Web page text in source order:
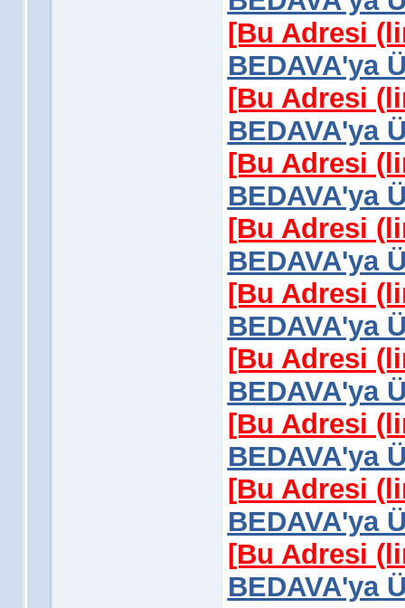
[Bu Adresi
BEDAVA'ya
[Bu Adresi
BEDAVA'ya
[Bu Adresi
BEDAVA'ya
[Bu Adresi
BEDAVA'ya
[Bu Adresi
BEDAVA'ya
[Bu Adresi
BEDAVA'ya
[Bu Adresi
BEDAVA'ya
[Bu Adresi
BEDAVA'ya
[Bu Adresi
BEDAVA'ya